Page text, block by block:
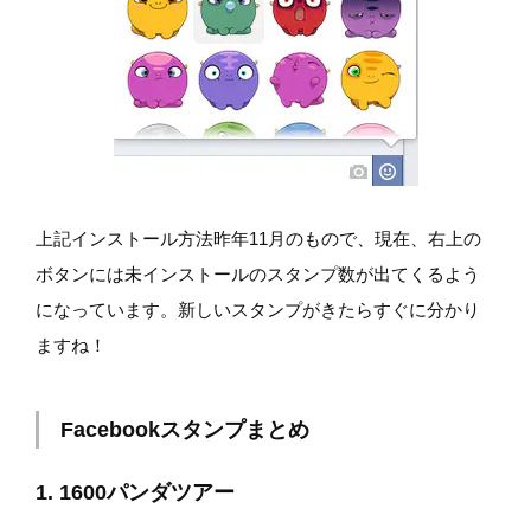
上記インストール方法昨年11月のもので、現在、右上の
ボタンには未インストールのスタンプ数が出てくるよう
になっています。新しいスタンプがきたらすぐに分かり
ますね！
Facebookスタンプまとめ
1. 1600パンダツアー